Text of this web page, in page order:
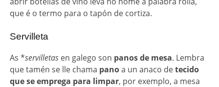
que é o termo para o tapón de cortiza.
Servilleta
As *servilletas en galego son panos de mesa. Lembra
que tamén se lle chama panoa un anaco detecido
que se emprega para limpar, por exemplo, a mesa